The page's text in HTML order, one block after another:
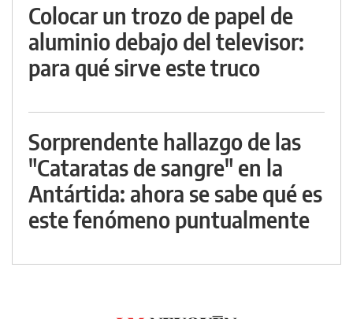
Colocar un trozo de papel de
aluminio debajo del televisor:
para qué sirve este truco
Sorprendente hallazgo de las
"Cataratas de sangre" en la
Antártida: ahora se sabe qué es
este fenómeno puntualmente